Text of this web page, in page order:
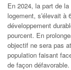
En 2024, la part de
logement, sʹélevait
développement
pourcent. En
objectif ne sera pas
population faisant
de façon défavorable.